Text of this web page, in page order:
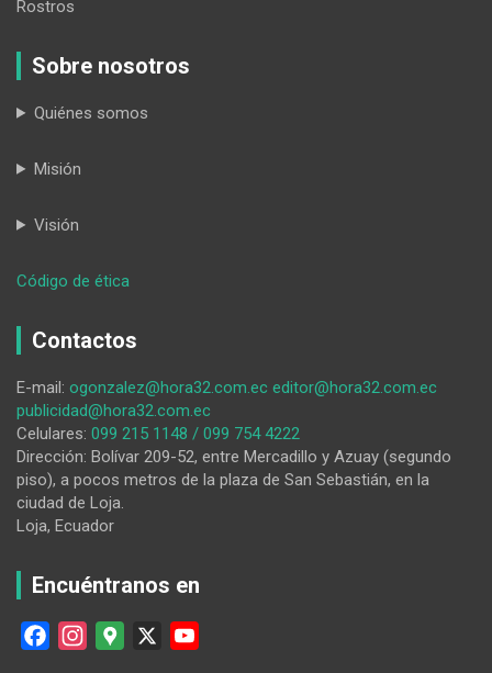
Rostros
Sobre nosotros
Quiénes somos
Misión
Visión
Código de ética
pública:
derecho,
no
un
favor
Contactos
E-mail: ogonzalez@hora32.com.ec editor@hora32.com.ec
publicidad@hora32.com.ec
Celulares: 099 215 1148 / 099 754 4222
Dirección: Bolívar 209-52, entre Mercadillo y Azuay (segundo
piso), a pocos metros de la plaza de San Sebastián, en la
ciudad de Loja.
Loja, Ecuador
Encuéntranos en